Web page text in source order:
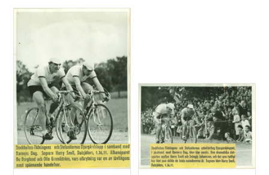
Relaterade
och